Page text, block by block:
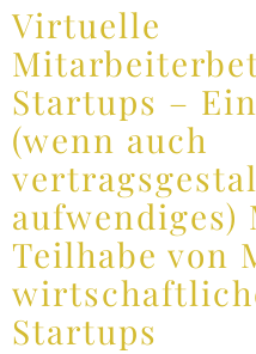
Virtuelle
Startups –
(wenn auch
Teilhabe von
Startups